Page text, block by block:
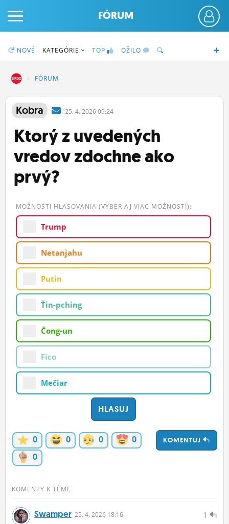
PRIHLÁS SA
ČINŽIAK
FÓRUM
STATUSY
OBRÁZKY
ĽUDIA
MÔJ PROFIL
NASTAVENIA
ROLETA
FÓRUM
NOVÉ KATEGÓRIE TOP OŽILO
FÓRUM
Kobra 25. 4. 2026 09:24
Ktorý z uvedených
vredov zdochne ako
prvý?
MOŽNOSTI HLASOVANIA (VYBER AJ VIAC MOŽNOSTÍ):
Trump
Netanjahu
Putin
Ťin-pching
Čong-un
Fico
Mečiar
KOMENTUJ
0 0 0
0
0
KOMENTY K TÉME
1
Swamper 25. 4. 2026 18:16